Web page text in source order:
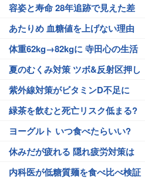
容姿と寿命 28年追跡で見えた差
あたりめ 血糖値を上げない理由
体重62kg→82kgに 寺田心の生活
夏のむくみ対策 ツボ&反射区押し
紫外線対策がビタミンD不足に
緑茶を飲むと死亡リスク低まる?
ヨーグルト いつ食べたらいい?
休みだが疲れる 隠れ疲労対策は
内科医が低糖質麺を食べ比べ検証